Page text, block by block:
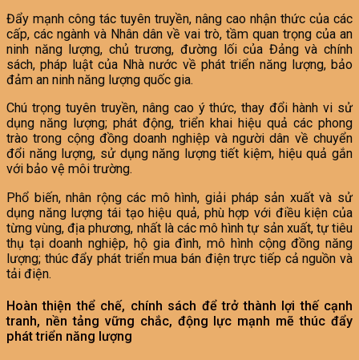
Đẩy mạnh công tác tuyên truyền, nâng cao nhận thức của các
cấp, các ngành và Nhân dân về vai trò, tầm quan trọng của an
ninh năng lượng, chủ trương, đường lối của Đảng và chính
sách, pháp luật của Nhà nước về phát triển năng lượng, bảo
đảm an ninh năng lượng quốc gia.
Chú trọng tuyên truyền, nâng cao ý thức, thay đổi hành vi sử
dụng năng lượng; phát động, triển khai hiệu quả các phong
trào trong cộng đồng doanh nghiệp và người dân về chuyển
đổi năng lượng, sử dụng năng lượng tiết kiệm, hiệu quả gắn
với bảo vệ môi trường.
Phổ biến, nhân rộng các mô hình, giải pháp sản xuất và sử
dụng năng lượng tái tạo hiệu quả, phù hợp với điều kiện của
từng vùng, địa phương, nhất là các mô hình tự sản xuất, tự tiêu
thụ tại doanh nghiệp, hộ gia đình, mô hình cộng đồng năng
lượng; thúc đẩy phát triển mua bán điện trực tiếp cả nguồn và
tải điện.
Hoàn thiện thể chế, chính sách để trở thành lợi thế cạnh
tranh, nền tảng vững chắc, động lực mạnh mẽ thúc đẩy
phát triển năng lượng